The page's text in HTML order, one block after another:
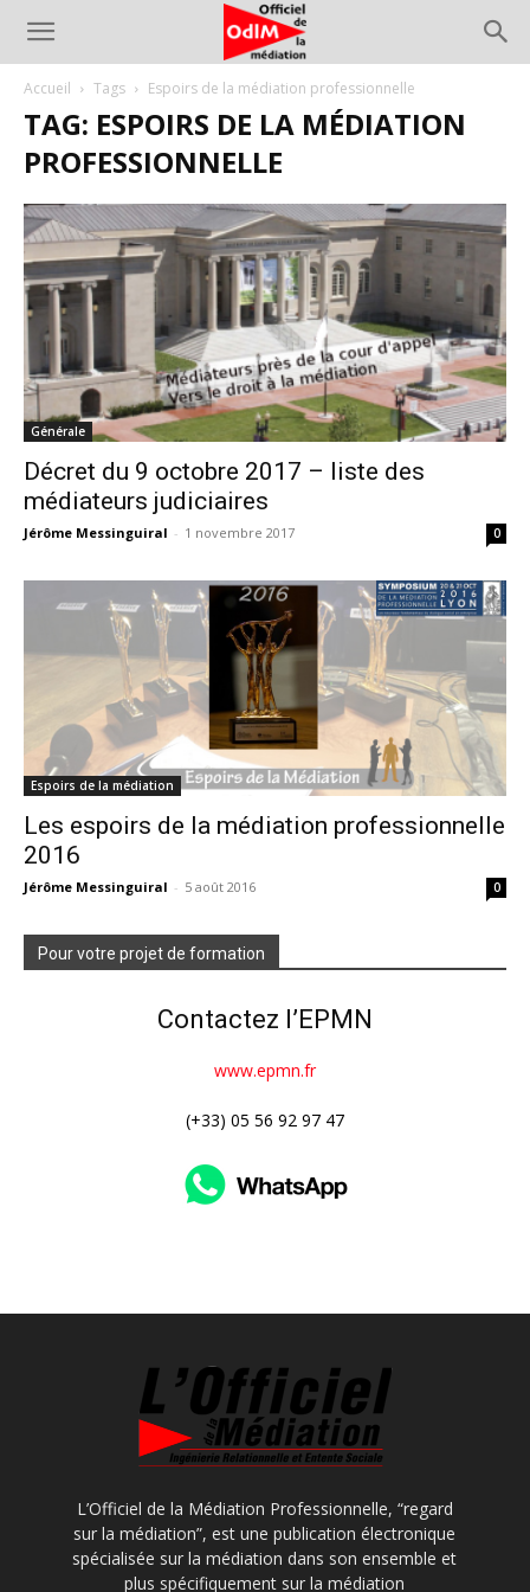
Accueil Tags Espoirs de la médiation professionnelle
TAG: ESPOIRS DE LA MÉDIATION
PROFESSIONNELLE
Générale
Décret du 9 octobre 2017 – liste des
médiateurs judiciaires
Jérôme Messinguiral - 1 novembre 2017 0
Espoirs de la médiation
Les espoirs de la médiation professionnelle
2016
Jérôme Messinguiral - 5 août 2016 0
Pour votre projet de formation
Contactez l’EPMN
www.epmn.fr
(+33) 05 56 92 97 47
L’Officiel de la Médiation Professionnelle, “regard
sur la médiation”, est une publication électronique
spécialisée sur la médiation dans son ensemble et
plus spécifiquement sur la médiation